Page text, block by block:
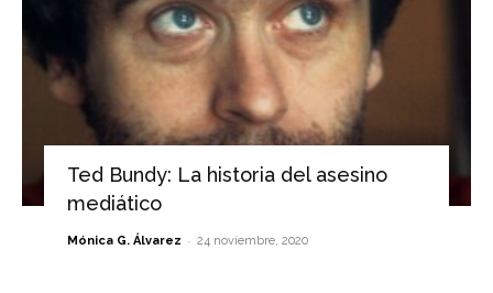
Ted Bundy: La historia del asesino
mediático
Mónica G. Álvarez - 24 noviembre, 2020